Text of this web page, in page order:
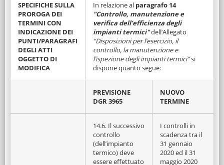
SPECIFICHE SULLA
PROROGA DEI
TERMINI CON
INDICAZIONE DEI
PUNTI/PARAGRAFI
DEGLI ATTI
OGGETTO DI
MODIFICA
In relazione al paragrafo 14
"Controllo, manutenzione e
verifica dell’efficienza degli
impianti termici"dell’Allegato
“Disposizioni per l’esercizio, il
controllo, la manutenzione e
l’ispezione degli impianti termici”si
dispone quanto segue:
PREVISIONE
DGR 3965
NUOVO
TERMINE
14.6. Il successivo
controllo
(dell’impianto
termico) deve
essere effettuato
I controlli in
scadenza tra il
31 gennaio
2020 ed il 31
maggio 2020